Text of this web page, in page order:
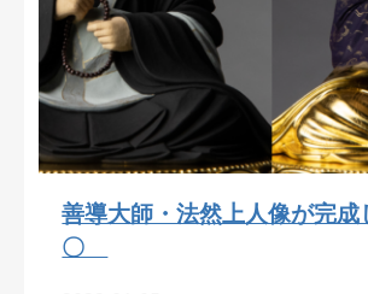
善導大師・法然上人像が完成
〇